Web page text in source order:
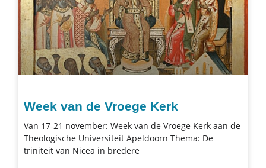
Week van de Vroege Kerk
Van 17-21 november: Week van de Vroege Kerk aan de
Theologische Universiteit Apeldoorn Thema: De
triniteit van Nicea in bredere